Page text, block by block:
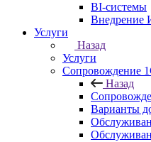
BI-системы
Внедрение
Услуги
Назад
Услуги
Сопровождение
Назад
Варианты